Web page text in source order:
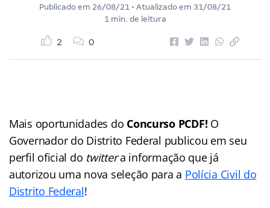
Publicado em 26/08/21 • Atualizado em 31/08/21
1 min. de leitura
2 0
Mais oportunidades do Concurso PCDF! O
Governador do Distrito Federal publicou em seu
perfil oficial do twittera informação que já
autorizou uma nova seleção para a Polícia Civil do
Distrito Federal!